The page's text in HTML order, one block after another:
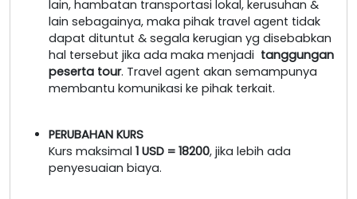
lain, hambatan transportasi lokal, kerusuhan &
lain sebagainya, maka pihak travel agent tidak
dapat dituntut & segala kerugian yg disebabkan
hal tersebut jika ada maka menjadi tanggungan
peserta tour. Travel agent akan semampunya
membantu komunikasi ke pihak terkait.
PERUBAHAN KURS
Kurs maksimal 1 USD = 18200, jika lebih ada
penyesuaian biaya.